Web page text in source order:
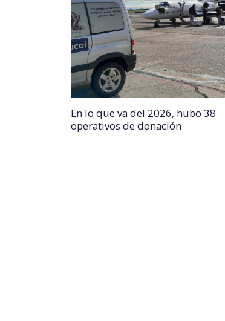
En lo que va del 2026, hubo 38
operativos de donación